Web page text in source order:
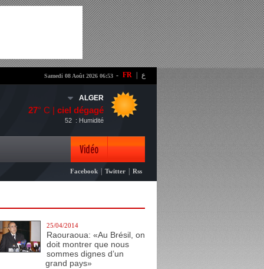
- FR ع Samedi 08 Août 2026 06:53
ALGER
27° C | ciel dégagé
: Humidité
52
Vidéo
Photo
Facebook Twitter Rss
25/04/2014
Raouraoua: «Au Brésil, on
doit montrer que nous
sommes dignes d’un
grand pays»